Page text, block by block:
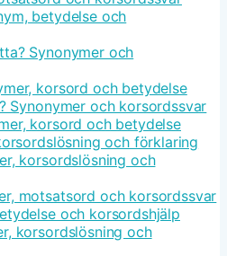
betydelse och
Synonymer och
korsord och betydelse
Synonymer och korsordssvar
korsord och betydelse
och förklaring
korsordslösning och
motsatsord och korsordssvar
och korsordshjälp
korsordslösning och